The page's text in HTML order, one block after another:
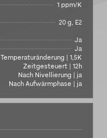
1 ppm/K
20 g, E2
Ja
Ja
Temperaturänderung | 1,5K
Zeitgesteuert | 12h
Nach Nivellierung | ja
Nach Aufwärmphase | ja